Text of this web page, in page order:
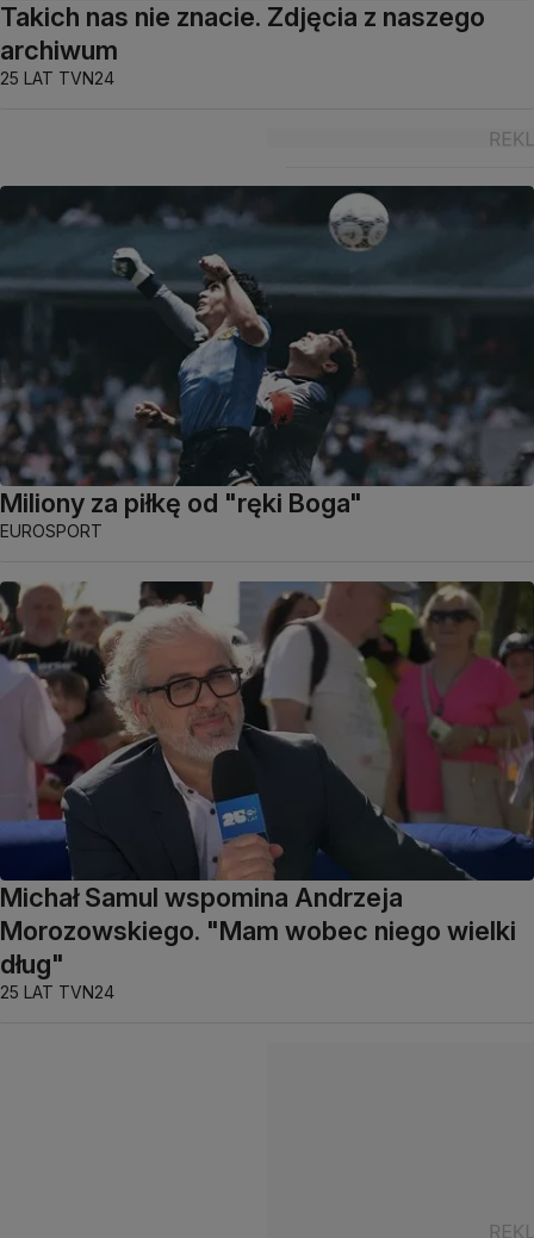
Takich nas nie znacie. Zdjęcia z naszego
archiwum
25 LAT TVN24
Miliony za piłkę od "ręki Boga"
EUROSPORT
Michał Samul wspomina Andrzeja
Morozowskiego. "Mam wobec niego wielki
dług"
25 LAT TVN24